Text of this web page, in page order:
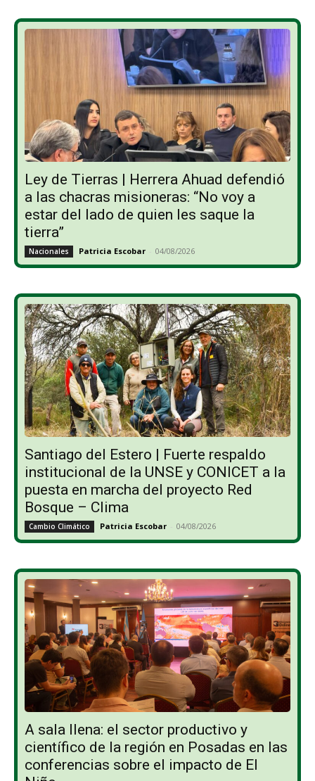
Ley de Tierras | Herrera Ahuad defendió
a las chacras misioneras: “No voy a
estar del lado de quien les saque la
tierra”
Nacionales Patricia Escobar - 04/08/2026
Santiago del Estero | Fuerte respaldo
institucional de la UNSE y CONICET a la
puesta en marcha del proyecto Red
Bosque – Clima
Cambio Climático Patricia Escobar - 04/08/2026
A sala llena: el sector productivo y
científico de la región en Posadas en las
conferencias sobre el impacto de El